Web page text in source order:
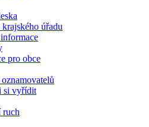
krajského úřadu
pro obce
si vyřídit
ruch